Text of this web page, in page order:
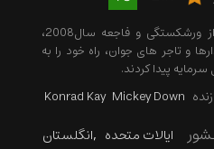
بعد از ورشکستگی و فاجعه سال2008،
و تاجر های جوان، راه خود را به
سرمایه‌ پیدا کردند.
Mickey Down
Konrad Kay
ایالات متحده انگلستان